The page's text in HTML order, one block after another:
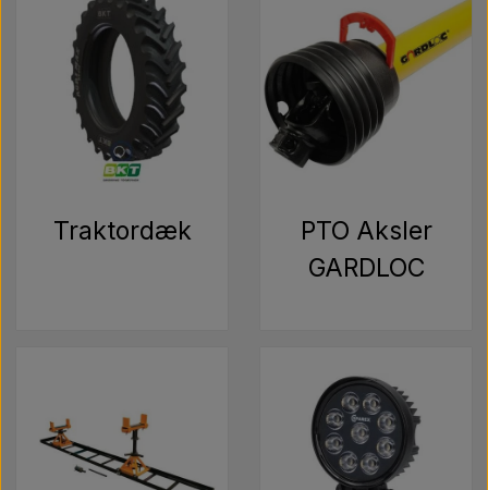
Værksted/ Værktøj
Tilbud
Traktordæk
PTO Aksler
GARDLOC